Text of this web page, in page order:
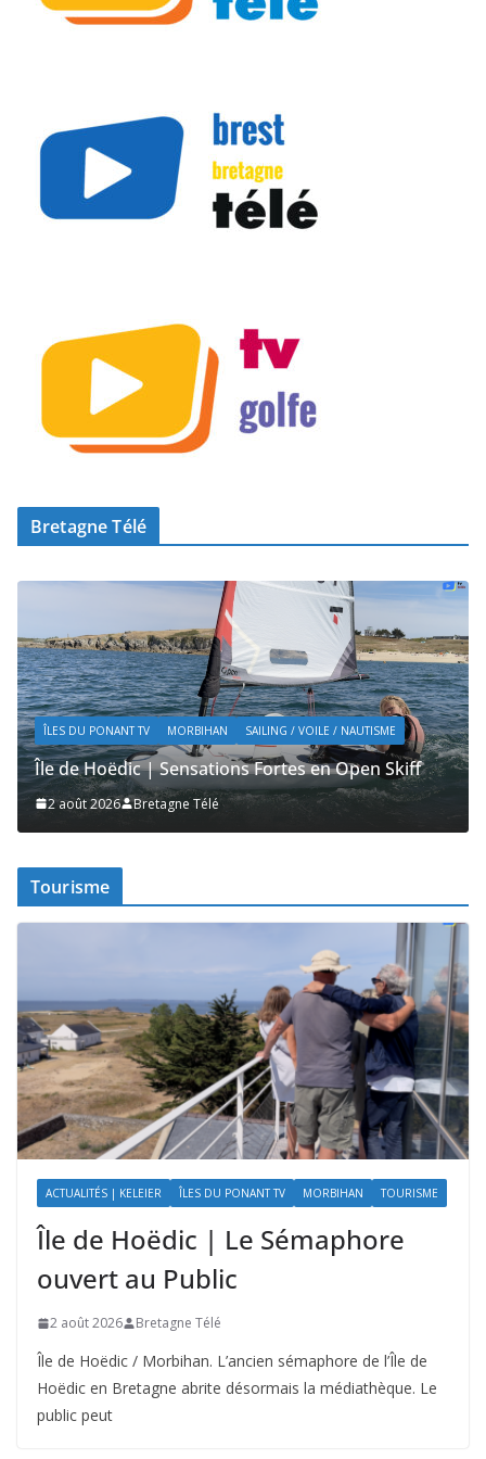
Bretagne Télé
ÎLES DU PONANT TV MORBIHAN TOURISME
Île de Hoëdic | Dimanche le Jour du Zodiac
2 août 2026 Bretagne Télé
Tourisme
ACTUALITÉS | KELEIER ÎLES DU PONANT TV MORBIHAN TOURISME
Île de Hoëdic | Le Sémaphore
ouvert au Public
2 août 2026 Bretagne Télé
Île de Hoëdic / Morbihan. L’ancien sémaphore de l’Île de
Hoëdic en Bretagne abrite désormais la médiathèque. Le
public peut